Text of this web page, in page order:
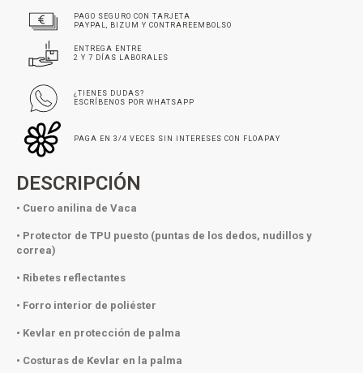
PAGO SEGURO CON TARJETA
PAYPAL, BIZUM Y CONTRAREEMBOLSO
ENTREGA ENTRE
2 Y 7 DÍAS LABORALES
¿TIENES DUDAS?
ESCRÍBENOS POR WHATSAPP
PAGA EN 3/4 VECES SIN INTERESES CON FLOAPAY
DESCRIPCIÓN
• Cuero anilina de Vaca
• Protector de TPU puesto (puntas de los dedos, nudillos y
correa)
• Ribetes reflectantes
• Forro interior de poliéster
• Kevlar en protección de palma
• Costuras de Kevlar en la palma